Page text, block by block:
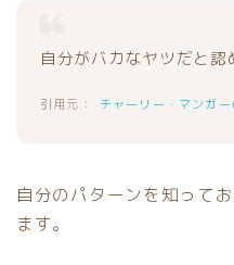
自分がバカなヤツだと
チャーリー・マンガ
自分のパターンを知って
ます。